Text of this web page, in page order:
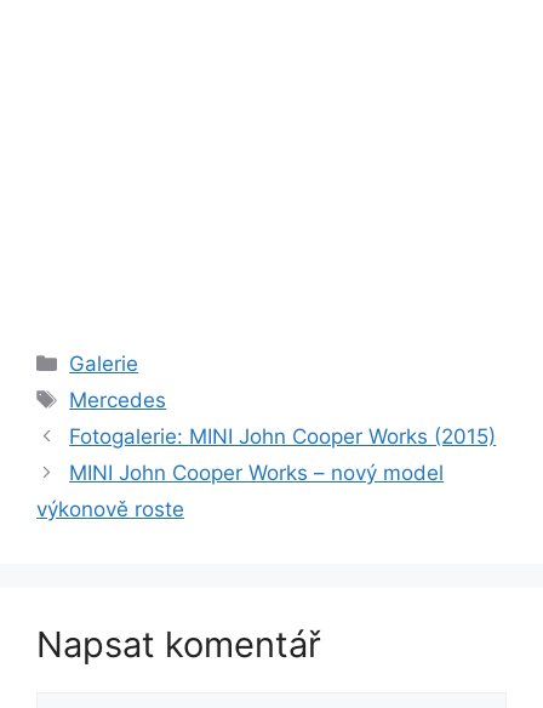
Rubriky
Galerie
Štítky
Mercedes
Fotogalerie: MINI John Cooper Works (2015)
MINI John Cooper Works – nový model
výkonově roste
Napsat komentář